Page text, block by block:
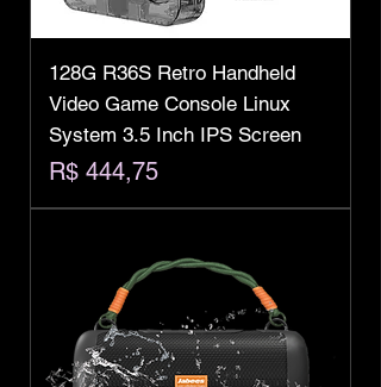
128G R36S Retro Handheld
Video Game Console Linux
System 3.5 Inch IPS Screen
Preço
R$ 444,75